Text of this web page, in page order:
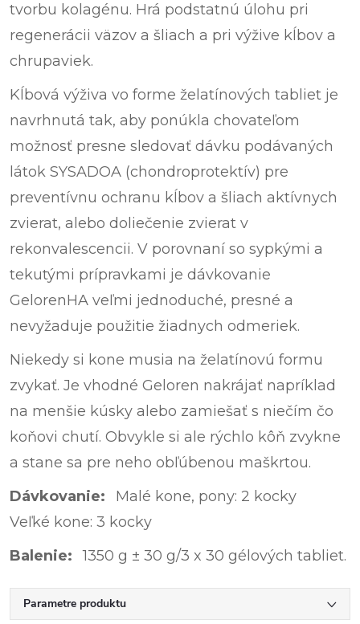
tvorbu kolagénu. Hrá podstatnú úlohu pri
regenerácii väzov a šliach a pri výžive kĺbov a
chrupaviek.
Kĺbová výživa vo forme želatínových tabliet je
navrhnutá tak, aby ponúkla chovateľom
možnosť presne sledovať dávku podávaných
látok SYSADOA (chondroprotektív) pre
preventívnu ochranu kĺbov a šliach aktívnych
zvierat, alebo doliečenie zvierat v
rekonvalescencii. V porovnaní so sypkými a
tekutými prípravkami je dávkovanie
GelorenHA veľmi jednoduché, presné a
nevyžaduje použitie žiadnych odmeriek.
Niekedy si kone musia na želatínovú formu
zvykať. Je vhodné Geloren nakrájať napríklad
na menšie kúsky alebo zamiešať s niečím čo
koňovi chutí. Obvykle si ale rýchlo kôň zvykne
a stane sa pre neho obľúbenou maškrtou.
Dávkovanie:
Malé kone, pony: 2 kocky
Veľké kone: 3 kocky
Balenie:
1350 g ± 30 g/3 x 30 gélových tabliet.
Parametre produktu